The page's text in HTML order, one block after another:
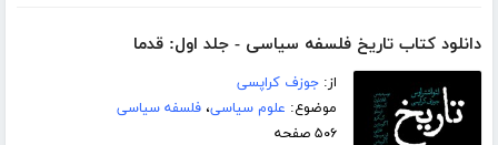
دانلود کتاب تاریخ فلسفه سیاسی - جلد اول: قدما
از:جوزف کراپسی
موضوع: علوم سیاسی،فلسفه سیاسی
۵۰۶ صفحه